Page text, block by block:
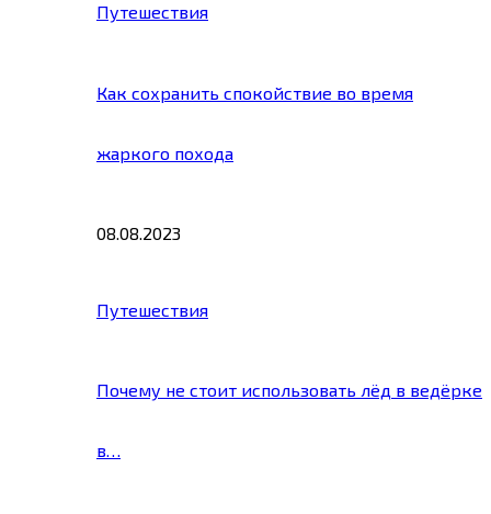
Путешествия
Как сохранить спокойствие во время
жаркого похода
08.08.2023
Путешествия
Почему не стоит использовать лёд в ведёрке
в…